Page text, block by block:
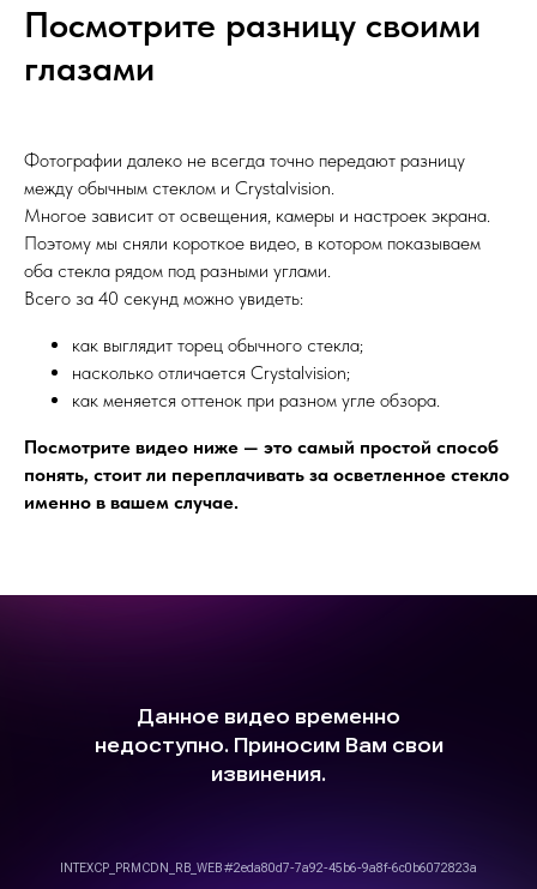
Посмотрите разницу своими
глазами
Фотографии далеко не всегда точно передают разницу
между обычным стеклом и Crystalvision.
Многое зависит от освещения, камеры и настроек экрана.
Поэтому мы сняли короткое видео, в котором показываем
оба стекла рядом под разными углами.
Всего за 40 секунд можно увидеть:
как выглядит торец обычного стекла;
насколько отличается Crystalvision;
как меняется оттенок при разном угле обзора.
Посмотрите видео ниже — это самый простой способ
понять, стоит ли переплачивать за осветленное стекло
именно в вашем случае.